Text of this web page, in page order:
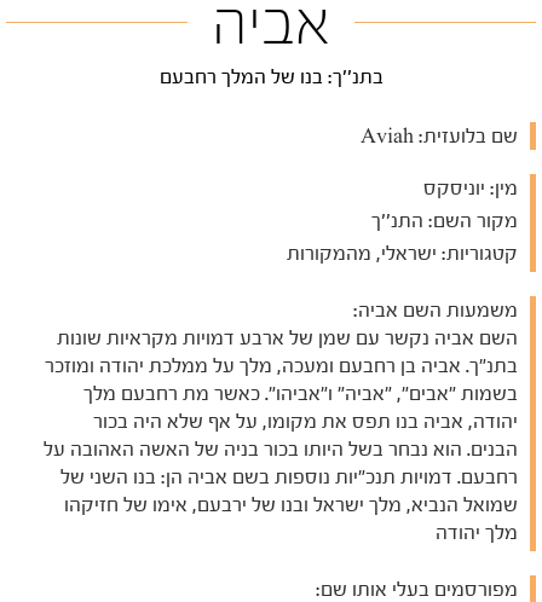
אביה
בתנ''ך: בנו של המלך רחבעם
שם בלועזית:
מין: יוניסקס
מקור השם: התנ''ך
קטגוריות: ישראלי, מהמקורות
משמעות השם אביה:
השם אביה נקשר עם שמן של ארבע דמויות מקראיות שונות
בתנ"ך. אביה בן רחבעם ומעכה, מלך על ממלכת יהודה ומוזכר
בשמות "אבים", "אביה" ו"אביהו". כאשר מת רחבעם מלך
יהודה, אביה בנו תפס את מקומו, על אף שלא היה בכור
הבנים. הוא נבחר בשל היותו בכור בניה של האשה האהובה על
רחבעם. דמויות תנכ"יות נוספות בשם אביה הן: בנו השני של
שמואל הנביא, מלך ישראל ובנו של ירבעם, אימו של חזיקהו
מלך יהודה
מפורסמים בעלי אותו שם: